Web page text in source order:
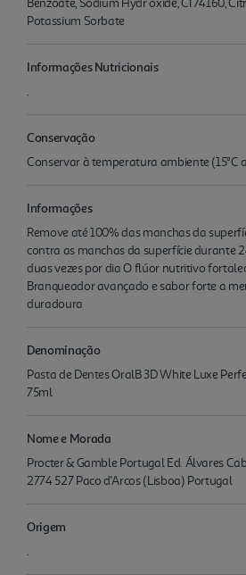
Benzoate, Sodium Hydr oxide, CI 74160,
Potassium Sorbate
Informações Nutricionais
.
Conservação
Conservar à temperatura ambiente (15°C
Informações
Remove até 100% das manchas da
contra as manchas da superfície durante
duas vezes por dia O flúor nutritivo
Branqueador avançado e sabor forte a
duradoura
Denominação
Pasta de Dentes OralB 3D White Luxe
75ml
Nome e Morada
Procter & Gamble Portugal Ed. Álvares
2774 527 Paco d'Arcos (Lisboa) Portugal
Origem
.